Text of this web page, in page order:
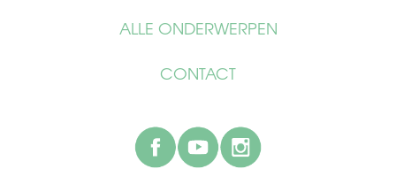
ALLE ONDERWERPEN
CONTACT
facebook